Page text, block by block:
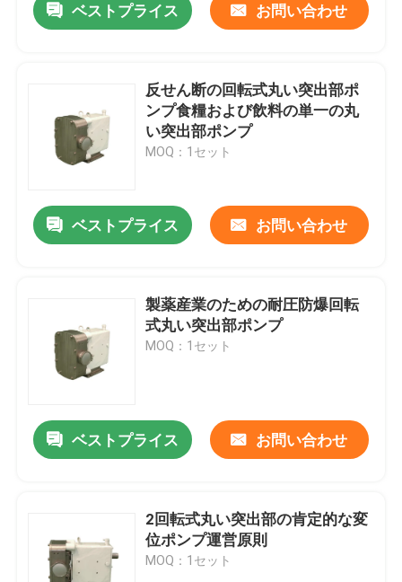
プロダクト
私達について
品質管理
ニュース
引用を要求しなさい
ベストプライス お問い合わせ
反せん断の回転式丸い突出部ポ
ンプ食糧および飲料の単一の丸
い突出部ポンプ
MOQ：1セット
ベストプライス お問い合わせ
製薬産業のための耐圧防爆回転
式丸い突出部ポンプ
MOQ：1セット
ベストプライス お問い合わせ
2回転式丸い突出部の肯定的な変
位ポンプ運営原則
MOQ：1セット